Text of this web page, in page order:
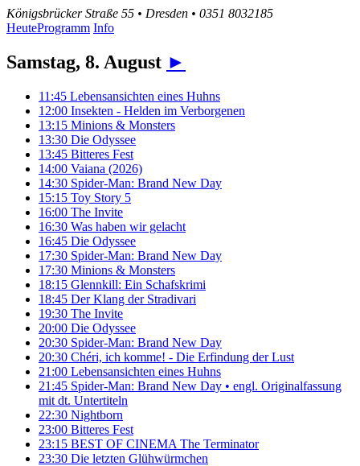
Königsbrücker Straße 55 • Dresden • 0351 8032185
HeuteProgramm Info
Samstag, 8. August ►
11:45 Lebensansichten eines Huhns
12:00 Insekten - Helden im Verborgenen
13:15 Minions & Monsters
13:30 Die Odyssee
13:45 Bitteres Fest
14:00 Vaiana (2026)
14:30 Spider-Man: Brand New Day
15:15 Toy Story 5
16:00 The Invite
16:30 Was haben wir gelacht
16:45 Die Odyssee
17:30 Spider-Man: Brand New Day
17:30 Minions & Monsters
18:15 Glennkill: Ein Schafskrimi
18:45 Der Klang der Stradivari
19:30 The Invite
20:00 Die Odyssee
20:30 Spider-Man: Brand New Day
20:30 Chéri, ich komme! - Die Erfindung der Lust
21:00 Lebensansichten eines Huhns
21:45 Spider-Man: Brand New Day • engl. Originalfassung
mit dt. Untertiteln
22:30 Nightborn
23:00 Bitteres Fest
23:15 BEST OF CINEMA The Terminator
23:30 Die letzten Glühwürmchen